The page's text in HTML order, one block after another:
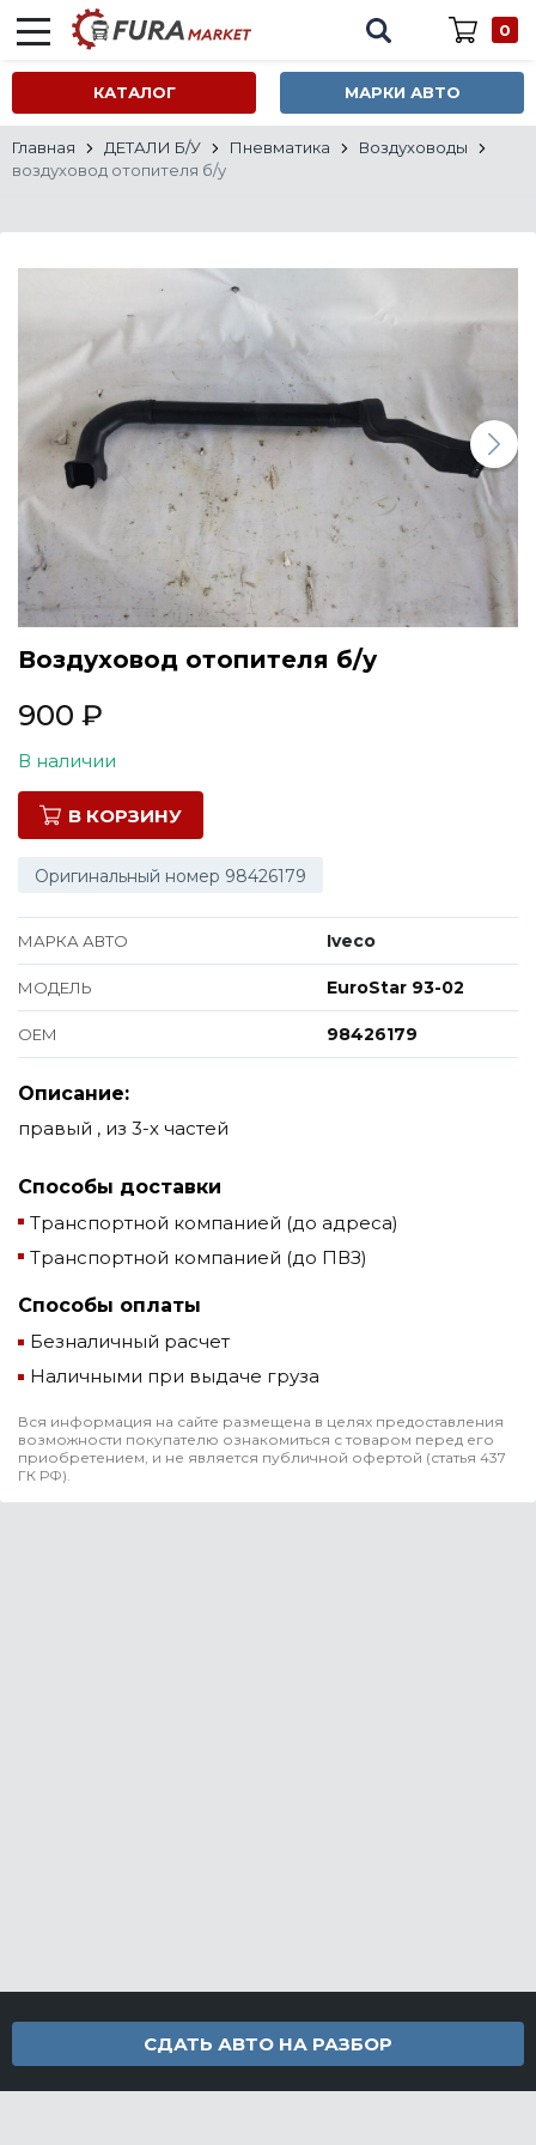
0
КАТАЛОГ МАРКИ АВТО
Все марки
Главная ДЕТАЛИ Б/У Пневматика
Воздуховоды
воздуховод отопителя б/у
Воздуховод отопителя б/у
900 ₽
В наличии
В КОРЗИНУ
Оригинальный номер 98426179
МАРКА АВТО Iveco
МОДЕЛЬ EuroStar 93-02
ОЕМ 98426179
Описание:
правый , из 3-х частей
Способы доставки
Транспортной компанией (до адреса)
Транспортной компанией (до ПВЗ)
Способы оплаты
Безналичный расчет
Наличными при выдаче груза
Вся информация на сайте размещена в целях предоставления
возможности покупателю ознакомиться с товаром перед его
приобретением, и не является публичной офертой (статья 437
ГК РФ).
СДАТЬ АВТО НА РАЗБОР